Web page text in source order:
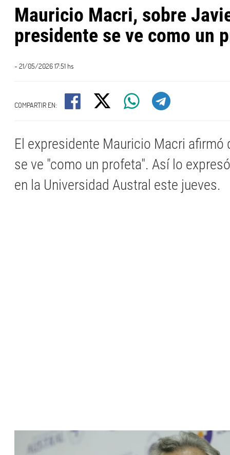
Mauricio Macri, sobre
presidente se ve como un
- 21/05/2026 17:51 hs
COMPARTIR EN:
El expresidente Mauricio Macri afirmó
se ve "como un profeta". Así lo
en la Universidad Austral este jueves.